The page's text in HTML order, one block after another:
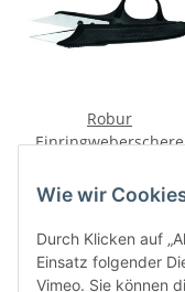
Wie wir
Durch Klicken auf
Einsatz folgender
Vimeo. Sie können
Robur
Einringweberschere